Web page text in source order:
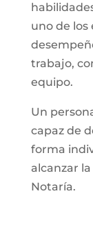
uno de los
trabajo,
equipo.
Un
capaz de
forma
alcanzar
Notaría.